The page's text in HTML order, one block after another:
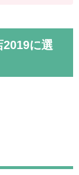
に選